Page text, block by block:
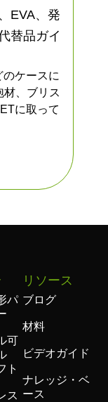
EVA、発
替品ガイ
ケースに
材、ブリス
に取って
パ
可
ト
ス
リソース
ブログ
材料
ビデオガイド
ナレッジ・ベ
ース